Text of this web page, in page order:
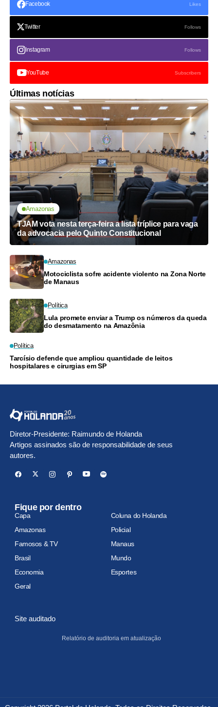
Facebook Likes
Twitter Follows
Instagram Follows
YouTube Subscribers
Últimas notícias
Amazonas
TJAM vota nesta terça-feira a lista tríplice para vaga
da advocacia pelo Quinto Constitucional
Amazonas
Motociclista sofre acidente violento na Zona Norte
de Manaus
Política
Lula promete enviar a Trump os números da queda
do desmatamento na Amazônia
Política
Tarcísio defende que ampliou quantidade de leitos
hospitalares e cirurgias em SP
Diretor-Presidente: Raimundo de Holanda
Artigos assinados são de responsabilidade de seus
autores.
Fique por dentro
Capa
Coluna do Holanda
Amazonas
Policial
Famosos & TV
Manaus
Brasil
Mundo
Economia
Esportes
Geral
Site auditado
Relatório de auditoria em atualização